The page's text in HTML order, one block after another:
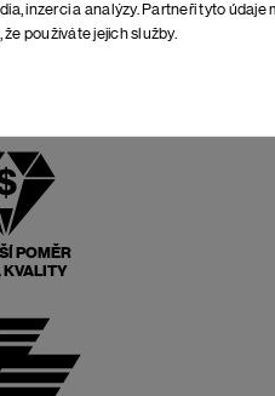
inzerci a analýzy. Partneři tyto údaje
používáte jejich služby.
POMĚR
KVALITY